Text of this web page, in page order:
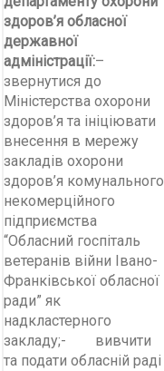
здоров’я обласної
державної
адміністрації:–
звернутися до
Міністерства охорони
здоров’я та ініціювати
внесення в мережу
закладів охорони
здоров’я комунального
некомерційного
підприємства
“Обласний госпіталь
ветеранів війни Івано-
Франківської обласної
ради” як
надкластерного
закладу;- вивчити
та подати обласній раді